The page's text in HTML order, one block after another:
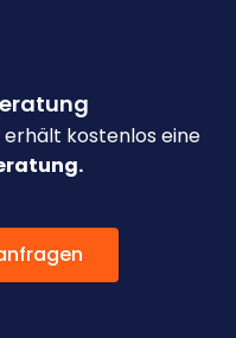
erhält kostenlos eine